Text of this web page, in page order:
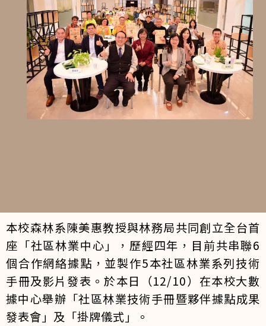
本校森林系陳美惠教授與林務局共同創立全台首
座「社區林業中心」，歷經四年，目前共串聯6
個合作網絡據點，並製作5本社區林業系列技術
手冊及影片發表。於本日（12/10）在本校大數
據中心舉辦「社區林業技術手冊暨夥伴據點成果
發表會」及「掛牌儀式」。